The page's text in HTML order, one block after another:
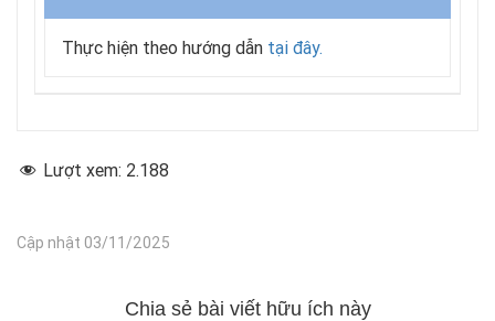
Thực hiện theo hướng dẫn tại đây.
Lượt xem: 2.188
Cập nhật 03/11/2025
Chia sẻ bài viết hữu ích này